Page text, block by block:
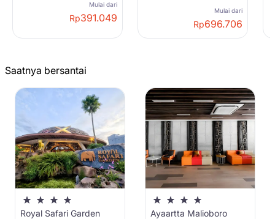
Mulai dari
Rp391.049
Mulai dari
Rp696.706
Saatnya bersantai
Royal Safari Garden
Ayaartta Malioboro